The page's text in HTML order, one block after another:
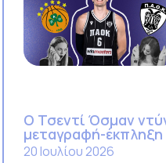
Ο Τσεντί Όσμαν
μεταγραφή-έκπληξη
20 Ιουλίου 2026